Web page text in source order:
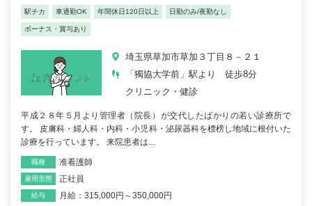
駅チカ 車通勤OK 年間休日120日以上 日勤のみ/夜勤なし
ボーナス・賞与あり
埼玉県草加市草加３丁目８－２１
「獨協大学前」駅より 徒歩8分
クリニック・健診
平成２８年５月より管理者（院長）が交代したばかりの若い診療所で
す。 皮膚科・婦人科・内科・小児科・泌尿器科を標榜し地域に根付いた
診療を行っています。 来院患者は...
職種 准看護師
雇用形態 正社員
給与 月給：315,000円～350,000円